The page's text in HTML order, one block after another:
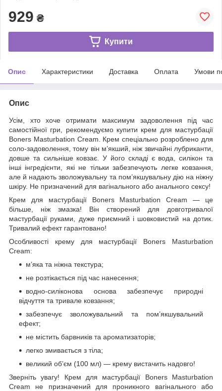
929 ₴
Купити
Опис Характеристики Доставка Оплата Умови
Опис
Усім, хто хоче отримати максимум задоволення під час
самостійної гри, рекомендуємо купити крем для мастурбації
Boners Masturbation Cream. Крем спеціально розроблено для
соло-задоволення, тому він м’якший, ніж звичайні лубриканти,
довше та сильніше ковзає. У його складі є вода, силікон та
інші інгредієнти, які не тільки забезпечують легке ковзання,
але й надають зволожувальну та пом’якшувальну дію на ніжну
шкіру. Не призначений для вагінального або анального сексу!
Крем для мастурбації Boners Masturbation Cream — це
більше, ніж змазка! Він створений для довготривалої
мастурбації руками, дуже приємний і шовковистий на дотик.
Тривалий ефект гарантовано!
Особливості крему для мастурбації Boners Masturbation
Cream:
м’яка та ніжна текстура;
не розтікається під час нанесення;
водно-силіконова основа забезпечує природні
відчуття та тривале ковзання;
забезпечує зволожувальний та пом’якшувальний
ефект;
не містить барвників та ароматизаторів;
легко змивається з тіла;
великий об’єм (100 мл) — крему вистачить надовго!
Зверніть увагу! Крем для мастурбації Boners Masturbation
Cream не призначений для проникного вагінального або